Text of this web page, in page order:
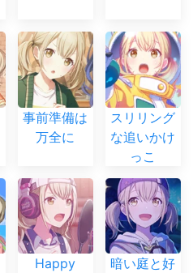
事前準備は
万全に
スリリング
な追いかけ
っこ
Happy
暗い庭と好